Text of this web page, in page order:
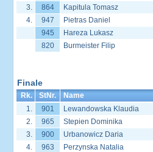
3.
864 Kapitula Tomasz
4.
947 Pietras Daniel
945
Hareza Lukasz
820
Burmeister Filip
Finale
Rk. StNr. Name
1.
901 Lewandowska Klaudia
2.
965 Stepien Dominika
3.
900 Urbanowicz Daria
4.
963 Perzynska Natalia